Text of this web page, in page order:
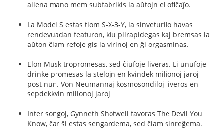
aliena mano mem subfabrikis la aŭtojn el ofiĉaĵo.
La Model S estas tiom S-X-3-Y, la sinveturilo havas
rendevuadan featuron, kiu plirapidegas kaj bremsas la
aŭton ĉiam refoje gis la virinoj en ĝi orgasminas.
Elon Musk tropromesas, sed ĉiufoje liveras. Li unufoje
drinke promesas la stelojn en kvindek milionoj jaroj
post nun. Von Neumannaj kosmosondiloj liveros en
sepdekkvin milionoj jaroj.
Inter songoj, Gynneth Shotwell favoras The Devil You
Know, ĉar ŝi estas sengardema, sed ĉiam sinreĝema.